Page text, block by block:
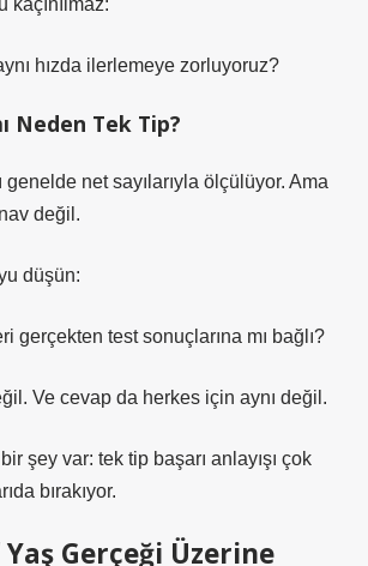
kaçınılmaz:
hızda ilerlemeye zorluyoruz?
Neden Tek Tip?
genelde net sayılarıyla ölçülüyor. Ama
değil.
düşün:
gerçekten test sonuçlarına mı bağlı?
Ve cevap da herkes için aynı değil.
şey var: tek tip başarı anlayışı çok
bırakıyor.
Yaş Gerçeği Üzerine